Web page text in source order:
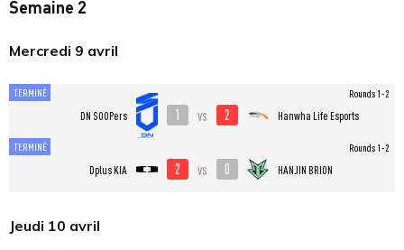
Semaine 2
Mercredi 9 avril
TERMINÉ
DN SOOPers 1 vs 2 Hanwha Life Esports
Rounds 1-2
TERMINÉ
Dplus KIA 2 vs 0 HANJIN BRION
Rounds 1-2
Jeudi 10 avril